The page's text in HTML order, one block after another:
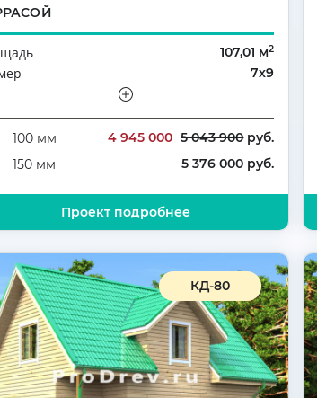
107,01 м2
7х9
комнат
2
100 мм
4 945 000 5 043 900руб.
150 мм
5 376 000 руб.
Проект подробнее
КД-80